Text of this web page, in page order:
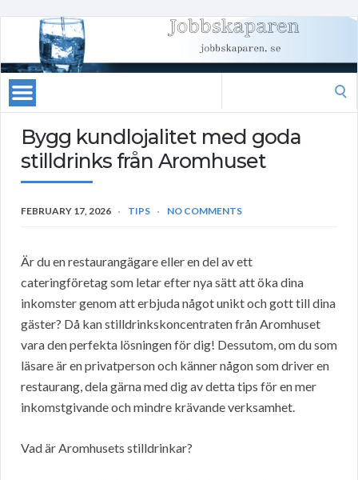
Bygg kundlojalitet med goda
stilldrinks från Aromhuset
FEBRUARY 17, 2026 TIPS NO COMMENTS
Är du en restaurangägare eller en del av ett
cateringföretag som letar efter nya sätt att öka dina
inkomster genom att erbjuda något unikt och gott till dina
gäster? Då kan stilldrinkskoncentraten från Aromhuset
vara den perfekta lösningen för dig! Dessutom, om du som
läsare är en privatperson och känner någon som driver en
restaurang, dela gärna med dig av detta tips för en mer
inkomstgivande och mindre krävande verksamhet.
Vad är Aromhusets stilldrinkar?